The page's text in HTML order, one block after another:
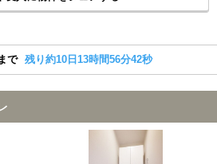
で 残り約10日13時間56分41秒